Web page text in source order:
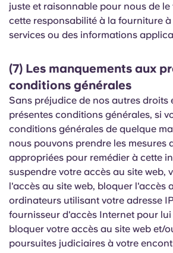
juste et raisonnable pour nous de
cette responsabilité à la fourniture
services ou des informations
(7) Les manquements aux
conditions générales
Sans préjudice de nos autres droits
présentes conditions générales, si
conditions générales de quelque
nous pouvons prendre les mesures
appropriées pour remédier à cette
suspendre votre accès au site web,
l'accès au site web, bloquer l'accès
ordinateurs utilisant votre adresse
fournisseur d'accès Internet pour
bloquer votre accès au site web et/
poursuites judiciaires à votre